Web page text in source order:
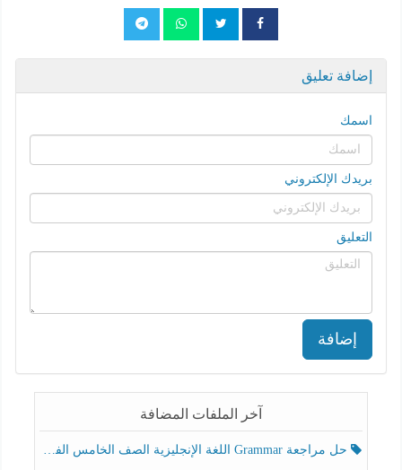
إضافة تعليق
اسمك
بريدك الإلكتروني
التعليق
إضافة
آخر الملفات المضافة
حل مراجعة Grammar اللغة الإنجليزية الصف الخامس الفصل الثالث